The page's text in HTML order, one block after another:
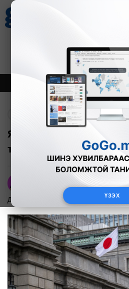
ҮЗЭХ
Зурхай
8.06
Онцлох Шинэ
Японоос Монголд
тоног төхөөрөмжийн
Дэлхийд 2024-12-03